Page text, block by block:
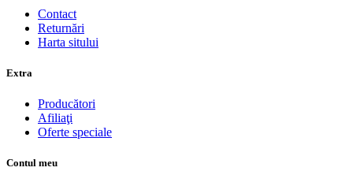
Contact
Returnări
Harta sitului
Extra
Producători
Afiliaţi
Oferte speciale
Contul meu